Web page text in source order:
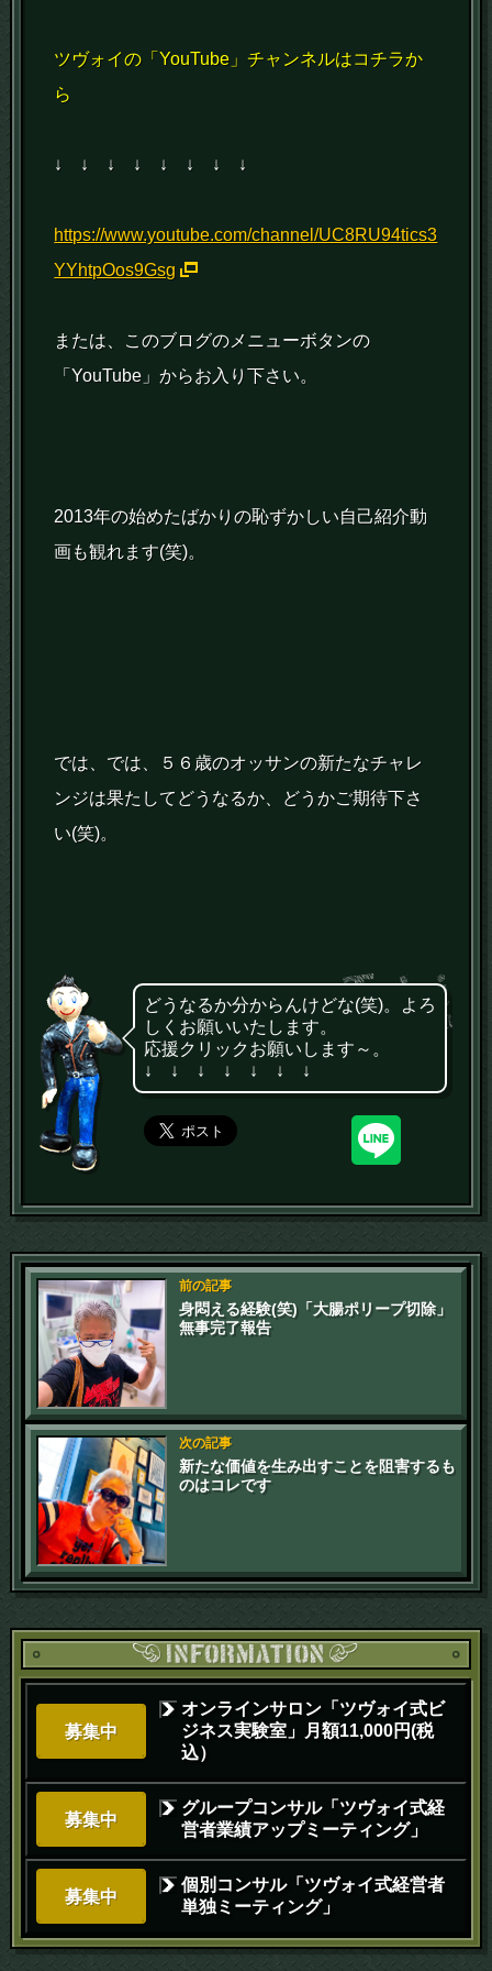
ツヴォイの「YouTube」チャンネルはコチラか
ら
↓ ↓ ↓ ↓ ↓ ↓ ↓ ↓
https://www.youtube.com/channel/UC8RU94tics3
YYhtpOos9Gsg
または、このブログのメニューボタンの
「YouTube」からお入り下さい。
2013年の始めたばかりの恥ずかしい自己紹介動
画も観れます(笑)。
では、では、５６歳のオッサンの新たなチャレ
ンジは果たしてどうなるか、どうかご期待下さ
い(笑)。
どうなるか分からんけどな(笑)。よろ
しくお願いいたします。
応援クリックお願いします～。
↓ ↓ ↓ ↓ ↓ ↓ ↓
前の記事
身悶える経験(笑)「大腸ポリープ切除」
無事完了報告
次の記事
新たな価値を生み出すことを阻害するも
のはコレです
募集中
オンラインサロン「ツヴォイ式ビ
ジネス実験室」月額11,000円(税
込）
募集中
グループコンサル「ツヴォイ式経
営者業績アップミーティング」
募集中
個別コンサル「ツヴォイ式経営者
単独ミーティング」